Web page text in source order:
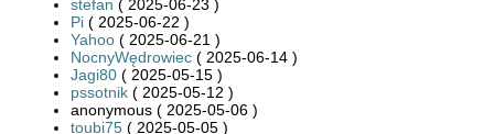
stefan ( 2025-06-23 )
Pi ( 2025-06-22 )
Yahoo ( 2025-06-21 )
NocnyWędrowiec ( 2025-06-14 )
Jagi80 ( 2025-05-15 )
pssotnik ( 2025-05-12 )
anonymous ( 2025-05-06 )
toubi75 ( 2025-05-05 )